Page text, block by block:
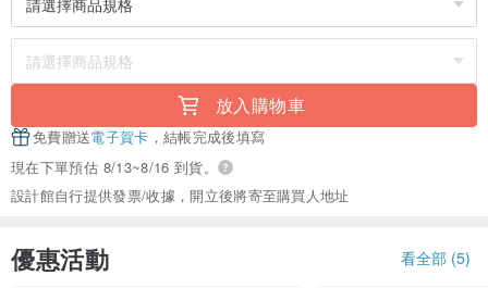
放入購物車
免費贈送電子賀卡 ，結帳完成後填寫
現在下單預估 8/13~8/16 到貨。
設計館自行提供發票/收據，開立後將寄至購買人地址
優惠活動 看全部 (5)